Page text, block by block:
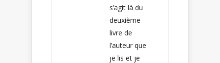
s’agit là du
deuxième
livre de
l’auteur que
je lis et je